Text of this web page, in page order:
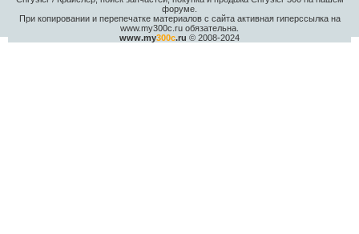
форуме.
При копировании и перепечатке материалов с сайта активная гиперссылка на
www.my300c.ru обязательна.
www.my300c.ru © 2008-2024